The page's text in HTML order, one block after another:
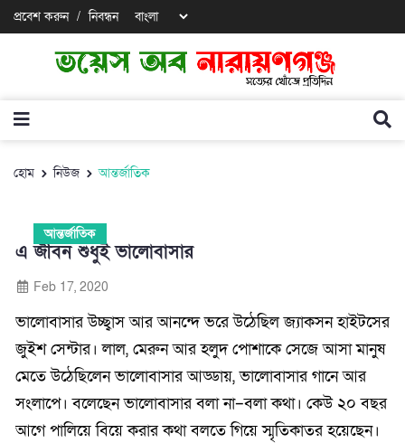
প্রবেশ করুন / নিবন্ধন
হোম নিউজ আন্তর্জাতিক
আন্তর্জাতিক
এ জীবন শুধুই ভালোবাসার
Feb 17, 2020
ভালোবাসার উচ্ছ্বাস আর আনন্দে ভরে উঠেছিল জ্যাকসন হাইটসের
জুইশ সেন্টার। লাল, মেরুন আর হলুদ পোশাকে সেজে আসা মানুষ
মেতে উঠেছিলেন ভালোবাসার আড্ডায়, ভালোবাসার গানে আর
সংলাপে। বলেছেন ভালোবাসার বলা না–বলা কথা। কেউ ২০ বছর
আগে পালিয়ে বিয়ে করার কথা বলতে গিয়ে স্মৃতিকাতর হয়েছেন।